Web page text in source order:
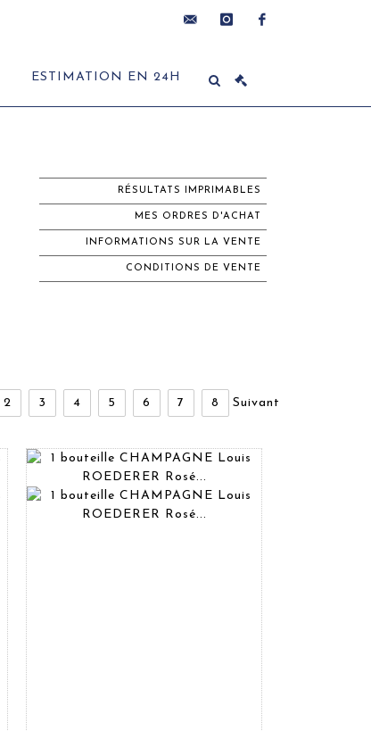
ESTIMATION EN 24H
RÉSULTATS IMPRIMABLES
MES ORDRES D'ACHAT
INFORMATIONS SUR LA VENTE
CONDITIONS DE VENTE
2 3 4 5 6 7 8 Suivant